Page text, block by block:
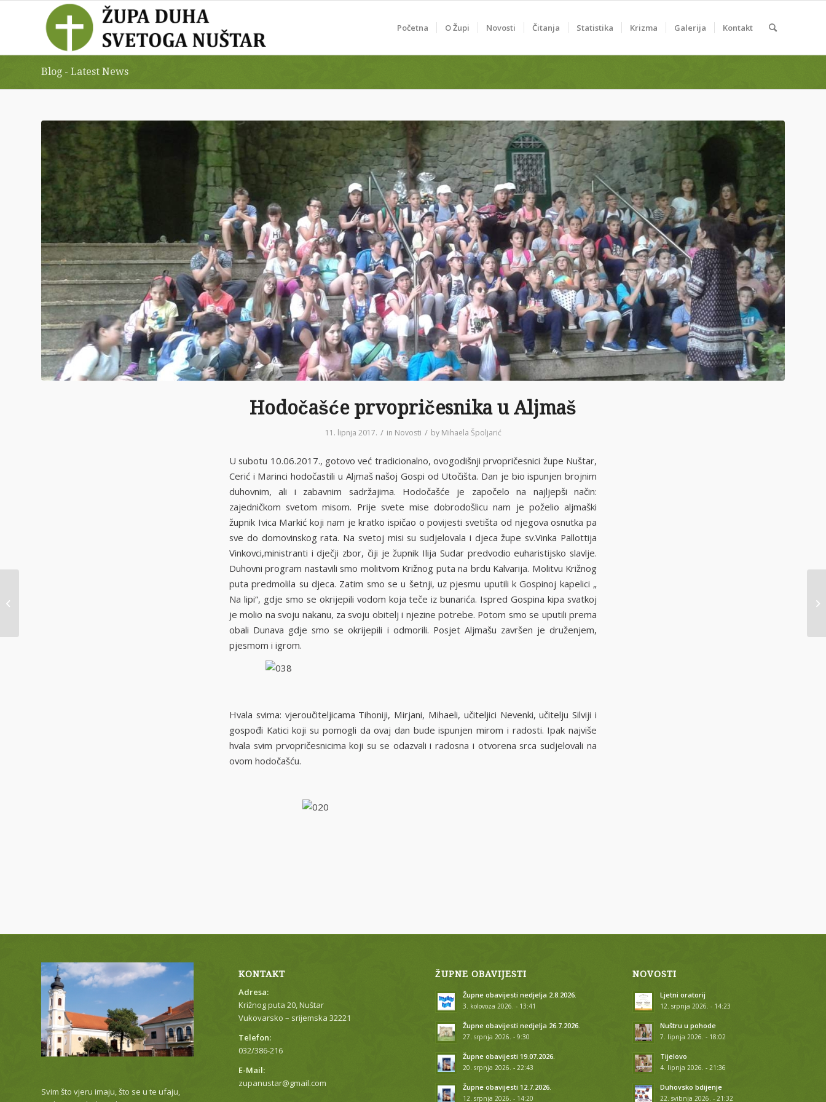
Početna O Župi Novosti Čitanja Statistika Krizma Galerija Kontakt
Blog - Latest News
Hodočašće prvopričesnika u Aljmaš
11. lipnja 2017. / in Novosti / by Mihaela Špoljarić
U subotu 10.06.2017., gotovo već tradicionalno, ovogodišnji prvopričesnici župe Nuštar,
Cerić i Marinci hodočastili u Aljmaš našoj Gospi od Utočišta. Dan je bio ispunjen brojnim
duhovnim, ali i zabavnim sadržajima. Hodočašće je započelo na najljepši način:
zajedničkom svetom misom. Prije svete mise dobrodošlicu nam je poželio aljmaški
župnik Ivica Markić koji nam je kratko ispičao o povijesti svetišta od njegova osnutka pa
sve do domovinskog rata. Na svetoj misi su sudjelovala i djeca župe sv.Vinka Pallottija
Vinkovci,ministranti i dječji zbor, čiji je župnik Ilija Sudar predvodio euharistijsko slavlje.
Duhovni program nastavili smo molitvom Križnog puta na brdu Kalvarija. Molitvu Križnog
puta predmolila su djeca. Zatim smo se u šetnji, uz pjesmu uputili k Gospinoj kapelici „
Na lipi“, gdje smo se okrijepili vodom koja teče iz bunarića. Ispred Gospina kipa svatkoj
je molio na svoju nakanu, za svoju obitelj i njezine potrebe. Potom smo se uputili prema
obali Dunava gdje smo se okrijepili i odmorili. Posjet Aljmašu završen je druženjem,
pjesmom i igrom.
Hvala svima: vjeroučiteljicama Tihoniji, Mirjani, Mihaeli, učiteljici Nevenki, učitelju Silviji i
gospođi Katici koji su pomogli da ovaj dan bude ispunjen mirom i radosti. Ipak najviše
hvala svim prvopričesnicima koji su se odazvali i radosna i otvorena srca sudjelovali na
ovom hodočašću.
Svim što vjeru imaju, što se u te ufaju,
KONTAKT
Adresa:
Križnog puta 20, Nuštar
Vukovarsko – srijemska 32221
Telefon:
032/386-216
E-Mail:
zupanustar@gmail.com
ŽUPNE OBAVIJESTI
Župne obavijesti nedjelja 2.8.2026.
3. kolovoza 2026. - 13:41
Župne obavijesti nedjelja 26.7.2026.
27. srpnja 2026. - 9:30
Župne obavijesti 19.07.2026.
20. srpnja 2026. - 22:43
Župne obavijesti 12.7.2026.
12. srpnja 2026. - 14:20
NOVOSTI
Ljetni oratorij
12. srpnja 2026. - 14:23
Nuštru u pohode
7. lipnja 2026. - 18:02
Tijelovo
4. lipnja 2026. - 21:36
Duhovsko bdijenje
22. svibnja 2026. - 21:32